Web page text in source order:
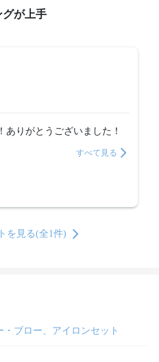
グが上手
ありがとうございました！
すべて見る
を見る(全1件)
・ブロー、アイロンセット